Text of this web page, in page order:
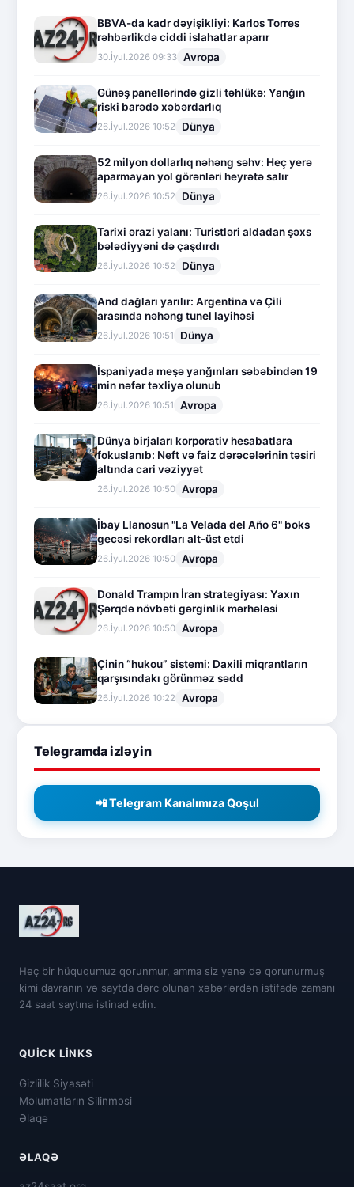
BBVA-da kadr dəyişikliyi: Karlos Torres
rəhbərlikdə ciddi islahatlar aparır
30.İyul.2026 09:33 Avropa
Günəş panellərində gizli təhlükə: Yanğın
riski barədə xəbərdarlıq
26.İyul.2026 10:52 Dünya
52 milyon dollarlıq nəhəng səhv: Heç yerə
aparmayan yol görənləri heyrətə salır
26.İyul.2026 10:52 Dünya
Tarixi ərazi yalanı: Turistləri aldadan şəxs
bələdiyyəni də çaşdırdı
26.İyul.2026 10:52 Dünya
And dağları yarılır: Argentina və Çili
arasında nəhəng tunel layihəsi
26.İyul.2026 10:51 Dünya
İspaniyada meşə yanğınları səbəbindən 19
min nəfər təxliyə olunub
26.İyul.2026 10:51 Avropa
Dünya birjaları korporativ hesabatlara
fokuslanıb: Neft və faiz dərəcələrinin təsiri
altında cari vəziyyət
26.İyul.2026 10:50 Avropa
İbay Llanosun "La Velada del Año 6" boks
gecəsi rekordları alt-üst etdi
26.İyul.2026 10:50 Avropa
Donald Trampın İran strategiyası: Yaxın
Şərqdə növbəti gərginlik mərhələsi
26.İyul.2026 10:50 Avropa
Çinin “hukou” sistemi: Daxili miqrantların
qarşısındakı görünməz sədd
26.İyul.2026 10:22 Avropa
Telegramda izləyin
📲 Telegram Kanalımıza Qoşul
Heç bir hüququmuz qorunmur, amma siz yenə də qorunurmuş
kimi davranın və saytda dərc olunan xəbərlərdən istifadə zamanı
24 saat saytına istinad edin.
QUICK LINKS
Gizlilik Siyasəti
Məlumatların Silinməsi
Əlaqə
ƏLAQƏ